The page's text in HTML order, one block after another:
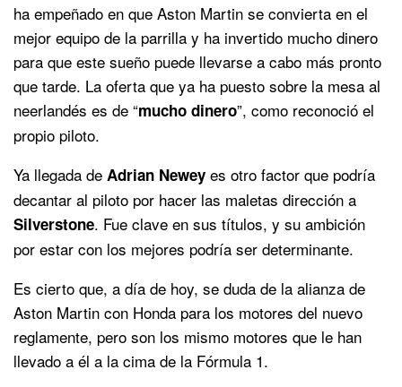
ha empeñado en que Aston Martin se convierta en el
mejor equipo de la parrilla y ha invertido mucho dinero
para que este sueño puede llevarse a cabo más pronto
que tarde. La oferta que ya ha puesto sobre la mesa al
neerlandés es de “mucho dinero”, como reconoció el
propio piloto.
Ya llegada de Adrian Newey es otro factor que podría
decantar al piloto por hacer las maletas dirección a
Silverstone. Fue clave en sus títulos, y su ambición
por estar con los mejores podría ser determinante.
Es cierto que, a día de hoy, se duda de la alianza de
Aston Martin con Honda para los motores del nuevo
reglamente, pero son los mismo motores que le han
llevado a él a la cima de la Fórmula 1.